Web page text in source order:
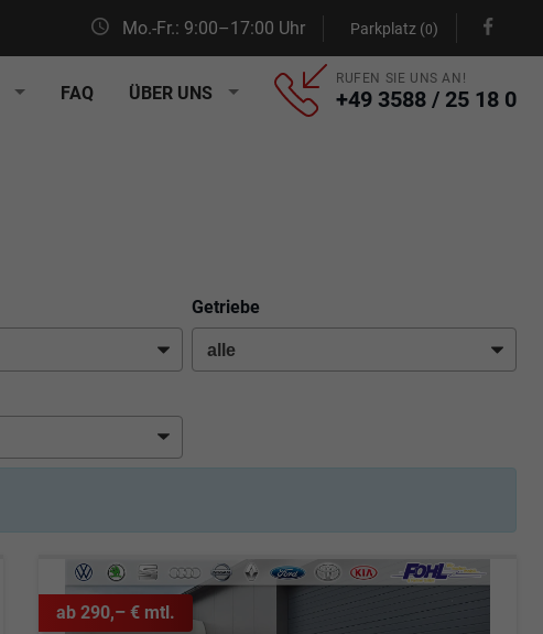
Mo.-Fr.: 9:00–17:00 Uhr Parkplatz (0)
FAQ ÜBER UNS
RUFEN SIE UNS AN!
+49 3588 / 25 18 0
Getriebe
ab 290,– € mtl.